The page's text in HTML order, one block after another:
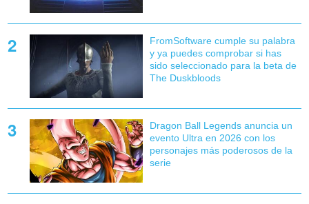
FromSoftware cumple su palabra
y ya puedes comprobar si has
sido seleccionado para la beta de
The Duskbloods
Dragon Ball Legends anuncia un
evento Ultra en 2026 con los
personajes más poderosos de la
serie